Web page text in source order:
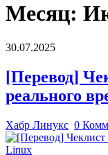
Месяц:
30.07.2025
[Перевод]
реального
Хабр Линукс 0